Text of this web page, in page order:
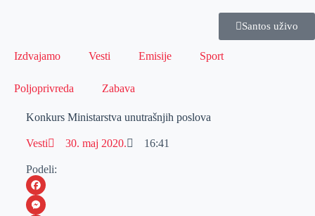
Santos uživo
Izdvajamo Vesti Emisije Sport
Poljoprivreda Zabava
Konkurs Ministarstva unutrašnjih poslova
Vesti 30. maj 2020. 16:41
Podeli:
F